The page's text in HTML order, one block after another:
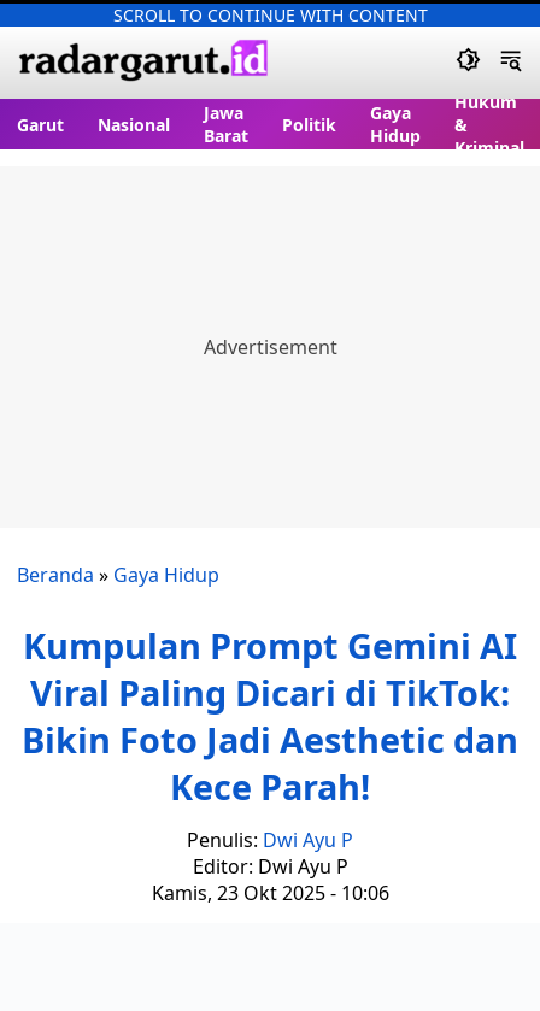
SCROLL TO CONTINUE WITH CONTENT
Garut Nasional
Jawa
Barat
Politik
Gaya
Hidup
Hukum
&
Kriminal
Beranda » Gaya Hidup
Kumpulan Prompt Gemini AI
Viral Paling Dicari di TikTok:
Bikin Foto Jadi Aesthetic dan
Kece Parah!
Penulis: Dwi Ayu P
Editor: Dwi Ayu P
Kamis, 23 Okt 2025 - 10:06